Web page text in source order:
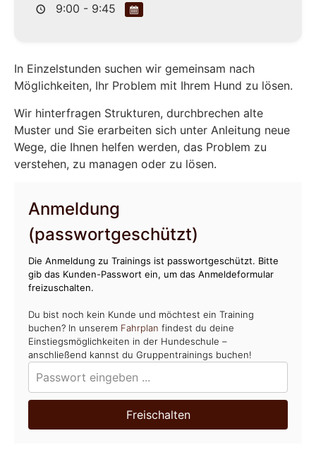
9:00 - 9:45
In Einzelstunden suchen wir gemeinsam nach
Möglichkeiten, Ihr Problem mit Ihrem Hund zu lösen.
Wir hinterfragen Strukturen, durchbrechen alte
Muster und Sie erarbeiten sich unter Anleitung neue
Wege, die Ihnen helfen werden, das Problem zu
verstehen, zu managen oder zu lösen.
Anmeldung
(passwortgeschützt)
Die Anmeldung zu Trainings ist passwortgeschützt. Bitte
gib das Kunden-Passwort ein, um das Anmeldeformular
freizuschalten.
Du bist noch kein Kunde und möchtest ein Training
buchen? In unserem Fahrplan findest du deine
Einstiegsmöglichkeiten in der Hundeschule –
anschließend kannst du Gruppentrainings buchen!
Freischalten